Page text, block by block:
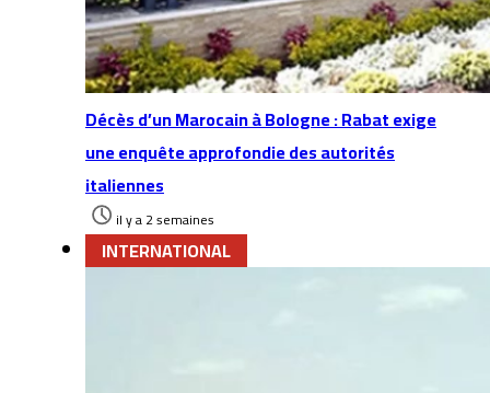
Décès d’un Marocain à Bologne : Rabat exige
une enquête approfondie des autorités
italiennes
il y a 2 semaines
INTERNATIONAL